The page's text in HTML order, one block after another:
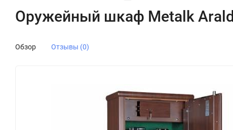
Оружейный шкаф Metalk
Обзор Отзывы (0)